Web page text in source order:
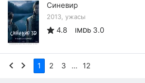
Синевир
2013, ужасы
4.8 IMDb 3.0
1 2 3 … 12